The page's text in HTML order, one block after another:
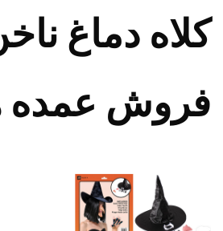
کلاه دماغ
فروش عمده